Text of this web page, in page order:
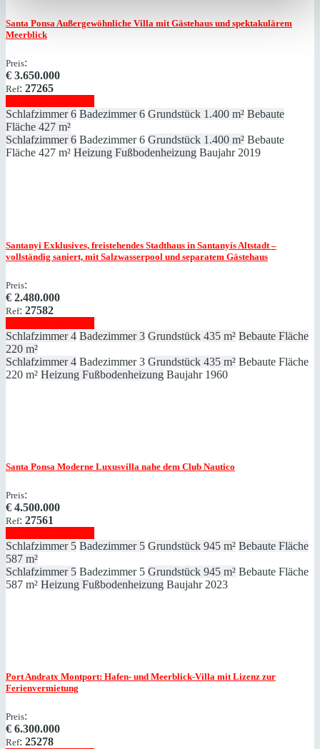
Santa PonsaAußergewöhnliche Villa mit Gästehaus und spektakulärem
Meerblick
Preis:
€ 3.650.000
Ref: 27265
Schlafzimmer 6 Badezimmer 6 Grundstück 1.400 m² Bebaute
Fläche 427 m²
Schlafzimmer 6 Badezimmer 6 Grundstück 1.400 m² Bebaute
Fläche 427 m² Heizung Fußbodenheizung Baujahr 2019
Santanyi Exklusives, freistehendes Stadthaus in Santanyís Altstadt –
vollständig saniert, mit Salzwasserpool und separatem Gästehaus
Preis:
€ 2.480.000
Ref: 27582
Schlafzimmer 4 Badezimmer 3 Grundstück 435 m² Bebaute Fläche
220 m²
Schlafzimmer 4 Badezimmer 3 Grundstück 435 m² Bebaute Fläche
220 m² Heizung Fußbodenheizung Baujahr 1960
Santa Ponsa Moderne Luxusvilla nahe dem Club Nautico
Preis:
€ 4.500.000
Ref: 27561
Schlafzimmer 5 Badezimmer 5 Grundstück 945 m² Bebaute Fläche
587 m²
Schlafzimmer 5 Badezimmer 5 Grundstück 945 m² Bebaute Fläche
587 m² Heizung Fußbodenheizung Baujahr 2023
Port Andratx Montport: Hafen- und Meerblick-Villa mit Lizenz zur
Ferienvermietung
Preis:
€ 6.300.000
Ref: 25278